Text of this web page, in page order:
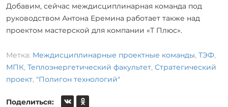
Добавим, сейчас междисциплинарная команда под
руководством Антона Еремина работает также над
проектом мастерской для компании «Т Плюс».
Метка: Междисциплинарные проектные команды, ТЭФ,
МПК, Теплоэнергетический факультет, Стратегический
проект, "Полигон технологий"
Поделиться: